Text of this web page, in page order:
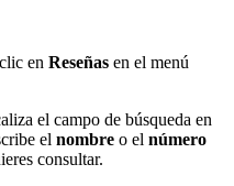
en Reseñas en el menú
el campo de búsqueda en
el nombre o el número
consultar.